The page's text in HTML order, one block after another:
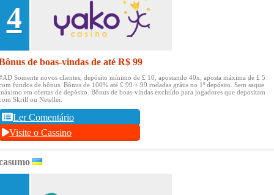
4
de boas-vindas de até R$ 99
Somente novos clientes, depósito mínimo de £ 10, apostando 40x, aposta máxima de £ 5
fundos de bônus. Bônus de 100% até £ 99 + 99 rodadas grátis no 1º depósito. Sem saque
em ofertas de depósito. Bônus de boas-vindas excluído para jogadores que depositam
Skrill ou Neteller.
Ler Comentário
Visite o Cassino